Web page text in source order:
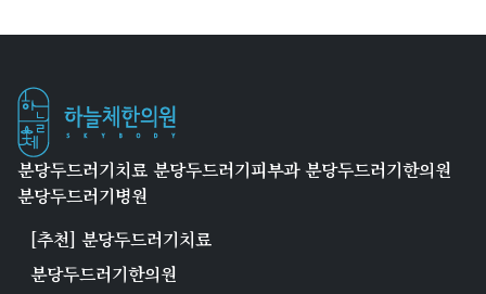
분당두드러기치료 분당두드러기피부과 분당두드러기한의원
분당두드러기병원
[추천] 분당두드러기치료
분당두드러기한의원